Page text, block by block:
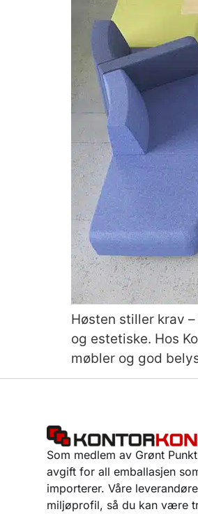
Høsten stiller krav
og estetiske. Hos
møbler og god
Som medlem av Grønt
avgift for all emballasjen
importerer. Våre
miljøprofil, så du kan være